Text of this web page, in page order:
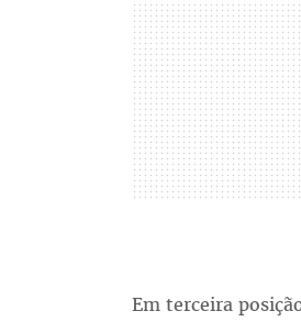
Em terceira